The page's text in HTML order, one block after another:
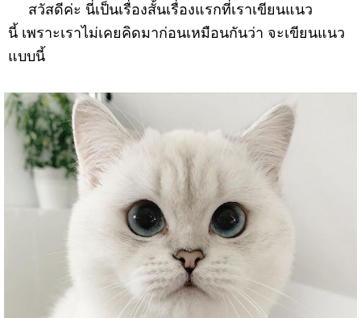
สวัสดีค่ะ นี่เป็นเรื่องสั้นเรื่องแรกที่เราเขียนแนว
นี้ เพราะเราไม่เคยคิดมาก่อนเหมือนกันว่า จะเขียนแนว
แบบนี้